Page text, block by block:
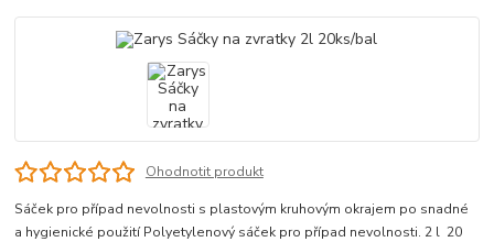
Ohodnotit produkt
Sáček pro případ nevolnosti s plastovým kruhovým okrajem po snadné
a hygienické použití Polyetylenový sáček pro případ nevolnosti. 2 l 20